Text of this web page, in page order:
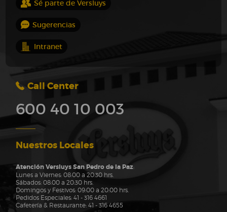
Sé parte de Versluys
Sugerencias
Intranet
Call Center
600 40 10 003
Nuestros Locales
Atención Versluys San Pedro de la Paz:
Lunes a Viernes: 08:00 a 20:30 hrs.
Sábados: 08:00 a 20:30 hrs.
Domingos y Festivos: 09:00 a 20:00 hrs.
Pedidos Especiales:41 - 316 4661
Cafetería & Restaurante:41 - 316 4655